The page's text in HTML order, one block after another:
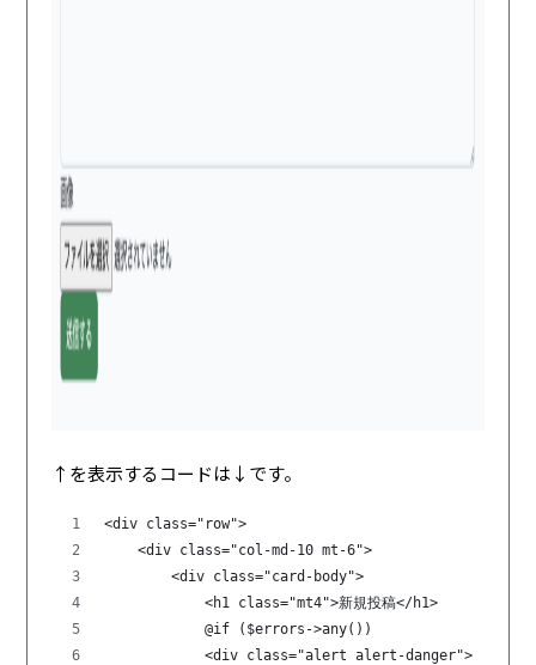
↑を表示するコードは↓です。
<div class="row">
    <div class="col-md-10 mt-6">
        <div class="card-body">
            <h1 class="mt4">新規投稿</h1>
            @if ($errors->any())
            <div class="alert alert-danger">